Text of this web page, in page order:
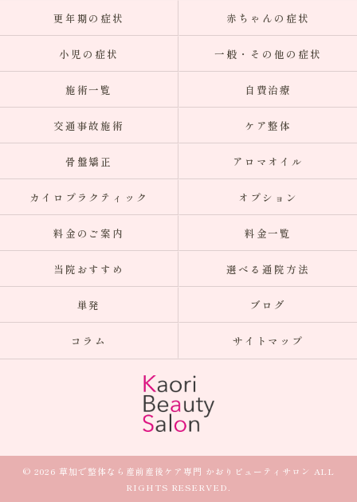
更年期の症状 赤ちゃんの症状
小児の症状 一般・その他の症状
施術一覧 自費治療
交通事故施術 ケア整体
骨盤矯正 アロマオイル
カイロプラクティック オプション
料金のご案内 料金一覧
当院おすすめ 選べる通院方法
単発 ブログ
コラム サイトマップ
© 2026 草加で整体なら産前産後ケア専門 かおりビューティサロン ALL
RIGHTS RESERVED.